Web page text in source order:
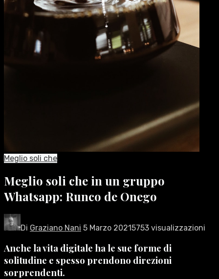
Meglio soli che
Meglio soli che in un gruppo
Whatsapp: Runco de Onego
Di Graziano Nani 5 Marzo 20215753 visualizzazioni
Anche la vita digitale ha le sue forme di
solitudine e spesso prendono direzioni
sorprendenti.